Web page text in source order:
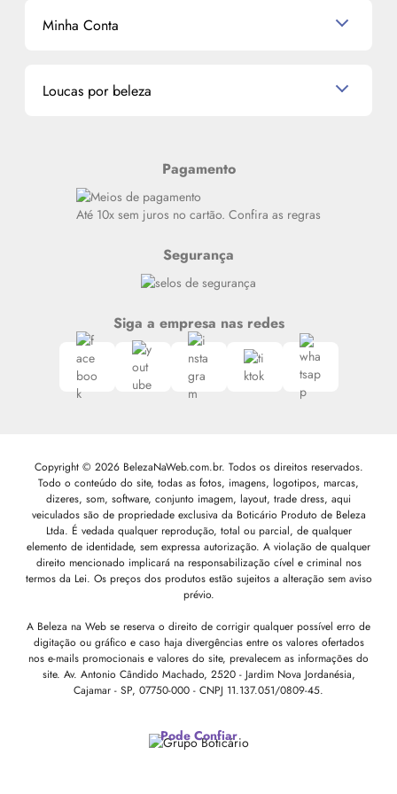
Nossas lojas
Cupom de Desconto
La Vie Est Belle Lancôme
Miniaturas de Produtos de Cabelo
Minha Conta
Meus endereços
Loucas por beleza
Siga nosso canal no Whatsapp
Pagamento
Até 10x sem juros no cartão. Confira as regras
Segurança
Siga a empresa nas redes
Copyright © 2026 BelezaNaWeb.com.br. Todos os direitos reservados.
Todo o conteúdo do site, todas as fotos, imagens, logotipos, marcas,
dizeres, som, software, conjunto imagem, layout, trade dress, aqui
veiculados são de propriedade exclusiva da Boticário Produto de Beleza
Ltda. É vedada qualquer reprodução, total ou parcial, de qualquer
elemento de identidade, sem expressa autorização. A violação de qualquer
direito mencionado implicará na responsabilização cível e criminal nos
termos da Lei. Os preços dos produtos estão sujeitos a alteração sem aviso
prévio.
A Beleza na Web se reserva o direito de corrigir qualquer possível erro de
digitação ou gráfico e caso haja divergências entre os valores ofertados
nos e-mails promocionais e valores do site, prevalecem as informações do
site. Av. Antonio Cândido Machado, 2520 - Jardim Nova Jordanésia,
Cajamar - SP, 07750-000 - CNPJ 11.137.051/0809-45.
Pode Confiar